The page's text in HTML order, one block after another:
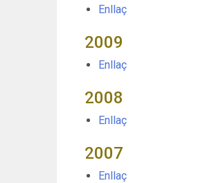
Enllaç
2009
Enllaç
2008
Enllaç
2007
Enllaç